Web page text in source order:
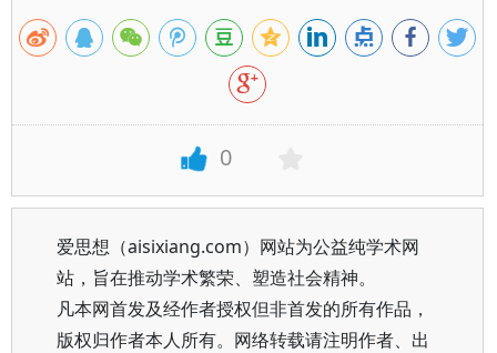
0
爱思想（aisixiang.com）网站为公益纯学术网
站，旨在推动学术繁荣、塑造社会精神。
凡本网首发及经作者授权但非首发的所有作品，
版权归作者本人所有。网络转载请注明作者、出